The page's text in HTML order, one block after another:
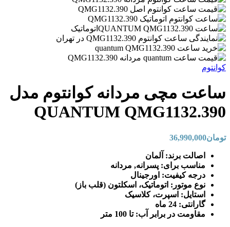
کوانتوم
ساعت مچی مردانه کوانتوم مدل
QUANTUM QMG1132.390
تومان36,990,000
اصالت برند: آلمان
مناسب برای: پسرانه, مردانه
درجه کیفیت: اورجینال
نوع موتور: اتوماتیک، اسکلتون (قلب باز)
استایل: اسپرت، کلاسیک
گارانتی: 24 ماه
مقاومت در برابر آب: تا 100 متر